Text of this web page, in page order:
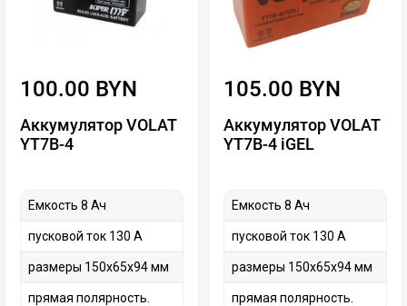
100.00 BYN
Аккумулятор VOLAT
YT7B-4
Емкость 8 Ач
пусковой ток 130 А
размеры 150x65x94 мм
прямая полярность.
105.00 BYN
Аккумулятор VOLAT
YT7B-4 iGEL
Емкость 8 Ач
пусковой ток 130 А
размеры 150x65x94 мм
прямая полярность.